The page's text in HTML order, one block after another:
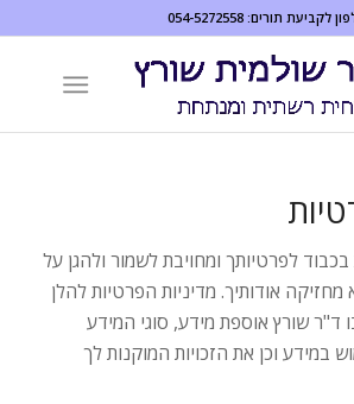
לקביעת תורים:054-5272558
לפרטיותך ומחויבת לשמור ולהגן על
אודותיך. מדיניות הפרטיות להלן
ד"ר שורץ אוספת מידע, סוגי המידע
במידע וכן את הזכויות המוקנות לך